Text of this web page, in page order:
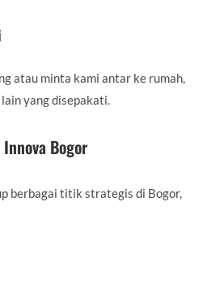
atau minta kami antar ke rumah,
yang disepakati.
Bogor
berbagai titik strategis di Bogor,